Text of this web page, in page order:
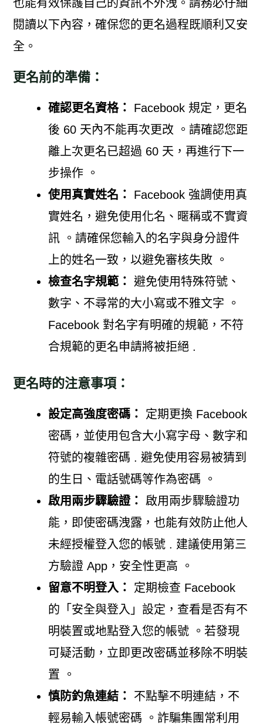
也能有效保護自己的資訊不外洩。請務必仔細
閱讀以下內容，確保您的更名過程既順利又安
全。
更名前的準備：
確認更名資格：
Facebook 規定，更名
後 60 天內不能再次更改 。請確認您距
離上次更名已超過 60 天，再進行下一
步操作 。
使用真實姓名：
Facebook 強調使用真
實姓名，避免使用化名、暱稱或不實資
訊 。請確保您輸入的名字與身分證件
上的姓名一致，以避免審核失敗 。
檢查名字規範：
避免使用特殊符號、
數字、不尋常的大小寫或不雅文字 。
Facebook 對名字有明確的規範，不符
合規範的更名申請將被拒絕 .
更名時的注意事項：
設定高強度密碼：
定期更換 Facebook
密碼，並使用包含大小寫字母、數字和
符號的複雜密碼 . 避免使用容易被猜到
的生日、電話號碼等作為密碼 。
啟用兩步驟驗證：
啟用兩步驟驗證功
能，即使密碼洩露，也能有效防止他人
未經授權登入您的帳號 . 建議使用第三
方驗證 App，安全性更高 。
留意不明登入：
定期檢查 Facebook
的「安全與登入」設定，查看是否有不
明裝置或地點登入您的帳號 。若發現
可疑活動，立即更改密碼並移除不明裝
置 。
慎防釣魚連結：
不點擊不明連結，不
輕易輸入帳號密碼 。詐騙集團常利用